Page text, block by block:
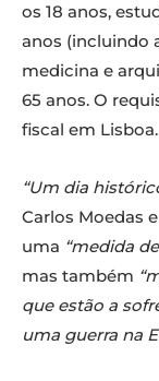
os 18 anos,
anos (incluindo
medicina e
65 anos. O
fiscal em Lisboa.
“Um dia
Carlos Moedas
uma “medida
mas também
que estão a
uma guerra na